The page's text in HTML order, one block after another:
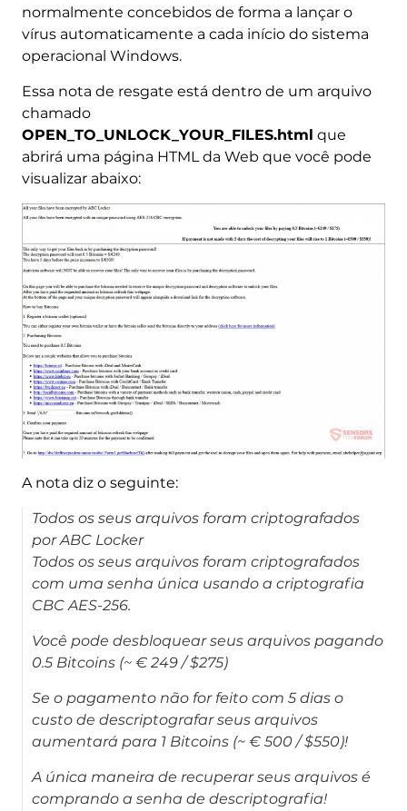
normalmente concebidos de forma a lançar o
vírus automaticamente a cada início do sistema
operacional Windows.
Essa nota de resgate está dentro de um arquivo
chamado
OPEN_TO_UNLOCK_YOUR_FILES.html que
abrirá uma página HTML da Web que você pode
visualizar abaixo:
A nota diz o seguinte:
Todos os seus arquivos foram criptografados
por ABC Locker
Todos os seus arquivos foram criptografados
com uma senha única usando a criptografia
CBC AES-256.
Você pode desbloquear seus arquivos pagando
0.5 Bitcoins (~ € 249 / $275)
Se o pagamento não for feito com 5 dias o
custo de descriptografar seus arquivos
aumentará para 1 Bitcoins (~ € 500 / $550)!
A única maneira de recuperar seus arquivos é
comprando a senha de descriptografia!